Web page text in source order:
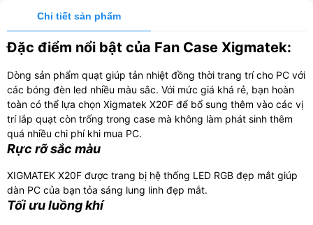
Chi tiết sản phẩm
Đặc điểm nổi bật của Fan Case Xigmatek:
Dòng sản phẩm quạt giúp tản nhiệt đồng thời trang trí cho PC với
các bóng đèn led nhiều màu sắc. Với mức giá khá rẻ, bạn hoàn
toàn có thể lựa chọn Xigmatek X20F để bổ sung thêm vào các vị
trí lắp quạt còn trống trong case mà không làm phát sinh thêm
quá nhiều chi phí khi mua PC.
Rực rỡ sắc màu
XIGMATEK X20F được trang bị hệ thống LED RGB đẹp mắt giúp
dàn PC của bạn tỏa sáng lung linh đẹp mắt.
Tối ưu luồng khí